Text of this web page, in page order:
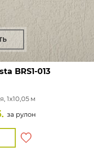
BRS1-013
1x10,05 м
за рулон